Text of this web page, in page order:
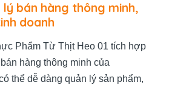
lý bán hàng thông minh,
doanh
Phẩm Từ Thịt Heo 01 tích hợp
hàng thông minh của
thể dễ dàng quản lý sản phẩm,